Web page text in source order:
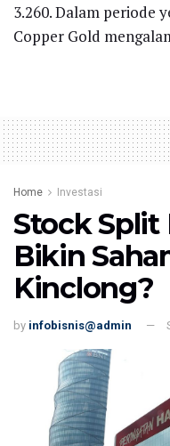
3.260. Dalam periode
Copper Gold
Home Investasi
Stock Split
Bikin
Kinclong?
by infobisnis@admin